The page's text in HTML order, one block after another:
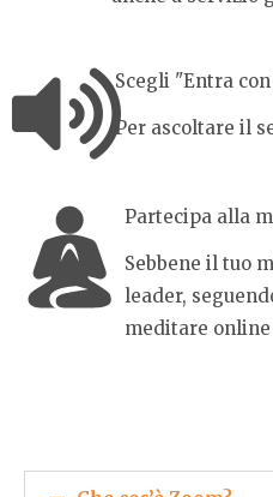
Scegli "Entra
Per ascoltare il
Partecipa alla
Sebbene il tuo
leader,
meditare online